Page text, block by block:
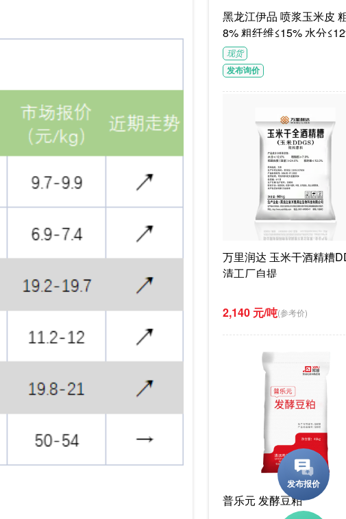
黑龙江伊品 喷浆玉米皮 粗蛋白≥1
8% 粗纤维≤15% 水分
G/袋饲料级褐色或浅褐
体
现货
发布询价
万里润达 玉米干酒精糟
清工厂自提
2,140 元/吨(参考价)
普乐元 发酵豆粕